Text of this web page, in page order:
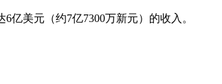
亿美元（约7亿7300万新元）的收入。